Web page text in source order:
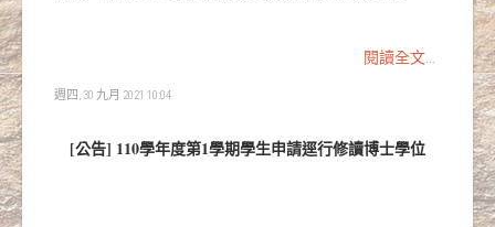
閱讀全文...
週四, 30 九月 2021 10:04
[公告] 110學年度第1學期學生申請逕行修讀博士學位